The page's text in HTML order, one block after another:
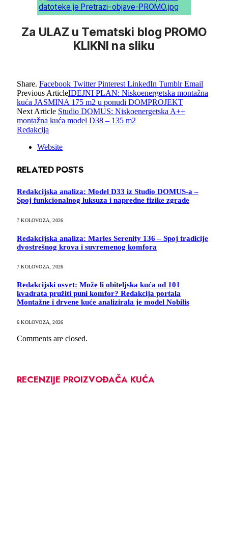
Za ULAZ u Tematski blog PROMO
KLIKNI na sliku
Share. Facebook Twitter Pinterest LinkedIn Tumblr Email
Previous ArticleIDEJNI PLAN: Niskoenergetska montažna
kuća JASMINA 175 m2 u ponudi DOMPROJEKT
Next Article Studio DOMUS: Niskoenergetska A++
montažna kuća model D38 – 135 m2
Redakcija
Website
RELATED POSTS
Redakcijska analiza: Model D33 iz Studio DOMUS-a –
Spoj funkcionalnog luksuza i napredne fizike zgrade
7 KOLOVOZA, 2026
Redakcijska analiza: Marles Serenity 136 – Spoj tradicije
dvostrešnog krova i suvremenog komfora
7 KOLOVOZA, 2026
Redakcijski osvrt: Može li obiteljska kuća od 101
kvadrata pružiti puni komfor? Redakcija portala
Montažne i drvene kuće analizirala je model Nobilis
6 KOLOVOZA, 2026
Comments are closed.
RECENZIJE PROIZVOĐAČA KUĆA